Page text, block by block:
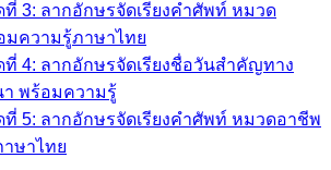
ที่ 3: ลากอักษรจัดเรียงคำศัพท์ หมวด
มความรู้ภาษาไทย
ที่ 4: ลากอักษรจัดเรียงชื่อวันสำคัญทาง
พร้อมความรู้
ที่ 5: ลากอักษรจัดเรียงคำศัพท์ หมวดอาชีพ
ษาไทย